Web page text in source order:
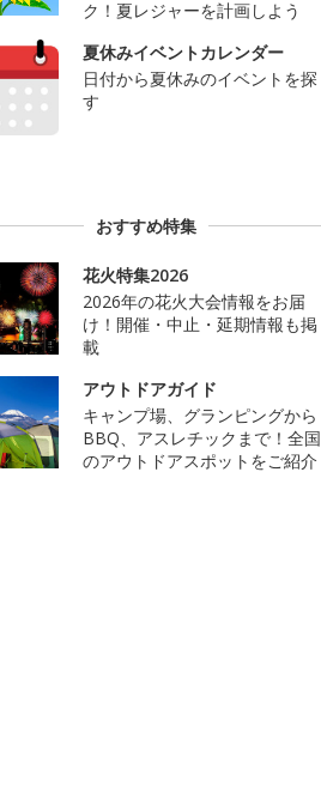
ク！夏レジャーを計画しよう
夏休みイベントカレンダー
日付から夏休みのイベントを探
す
おすすめ特集
花火特集2026
2026年の花火大会情報をお届
け！開催・中止・延期情報も掲
載
アウトドアガイド
キャンプ場、グランピングから
BBQ、アスレチックまで！全国
のアウトドアスポットをご紹介